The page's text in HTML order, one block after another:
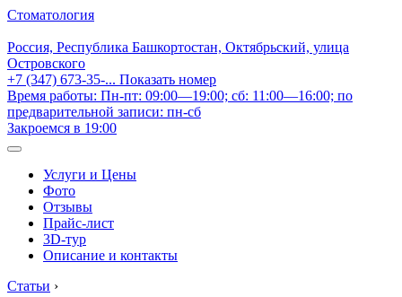
Стоматология
Россия, Республика Башкортостан, Октябрьский, улица
Островского
+7 (347) 673-35-... Показать номер
Время работы: Пн-пт: 09:00—19:00; сб: 11:00—16:00; по
предварительной записи: пн-сб
Закроемся в 19:00
Услуги и Цены
Фото
Отзывы
Прайс-лист
3D-тур
Описание и контакты
Статьи ›